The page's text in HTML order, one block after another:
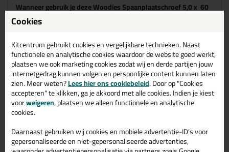
Wanneer gebruik je deze Woodies Spaanplaatschroef 5,0 x 60
mm?
schroef! De speciaal ontwikkelde schachtribben en schroefdraad
zorgen ervoor dat er gemakkelijk en snel in diverse soorten hout
wordt gedraaid zonder dat er sprake zal zijn van splijten of het het
breken van hout.
Omdat het schroeven een super makkelijke en vooral snelle klus
wordt, gaan de accu's van jouw boor ook een stuk langer mee!
Gebruik hetgratismeegestuurde schroefbitje voor een
makkelijke verwerking!
Zorg dat jealtijdhet juiste formaat schroevendraaier en
Cookies
Kitcentrum gebruikt cookies en vergelijkbare technieken. Naast
functionele en analytische cookies waardoor de website goed werkt,
plaatsen we ook marketing cookies zodat wij en derde partijen jouw
internetgedrag kunnen volgen en persoonlijke content kunnen laten
zien. Meer weten?Lees hier ons cookiebeleid. Door op "Cookies
accepteren" te klikken, ga je akkoord met alle cookies. Indien je kiest
voorweigeren, plaatsen we alleen functionele en analytische
cookies.
Daarnaast gebruiken wij cookies en mobiele advertentie-ID’s voor
gepersonaliseerde en niet-gepersonaliseerde advertenties,